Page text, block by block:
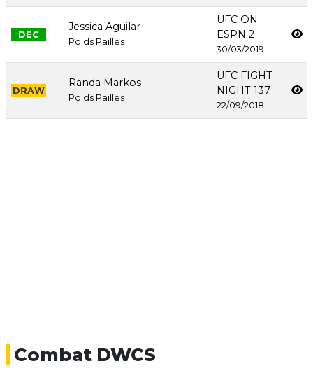
DEC
Jessica Aguilar
Poids Pailles
UFC ON
ESPN 2
30/03/2019
DRAW
Randa Markos
Poids Pailles
UFC FIGHT
NIGHT 137
22/09/2018
Combat DWCS